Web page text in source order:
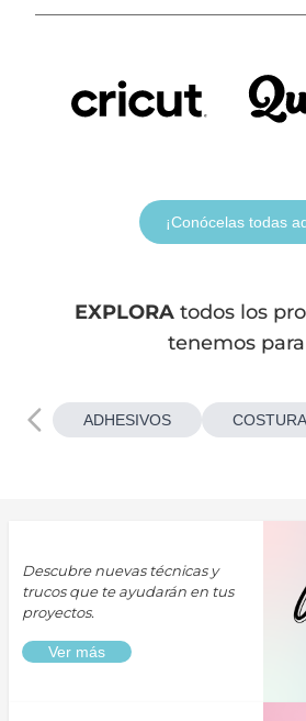
¡Conócelas todas
EXPLORA todos los
tenemos
ADHESIVOS COSTURA
Descubre nuevas técnicas y
trucos que te ayudarán en tus
proyectos.
Ver más